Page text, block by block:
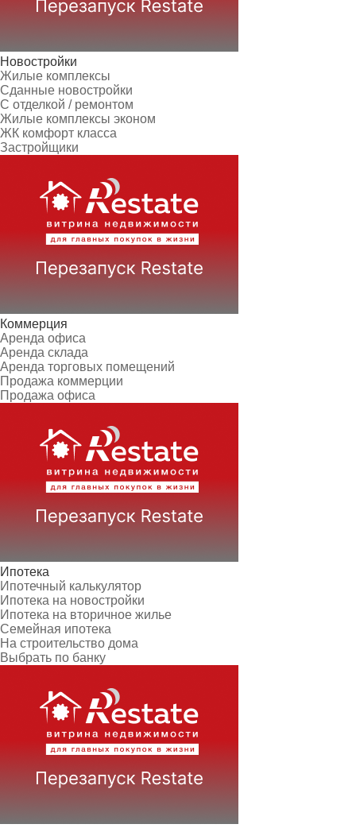
Новостройки
Жилые комплексы
Сданные новостройки
С отделкой / ремонтом
Жилые комплексы эконом
ЖК комфорт класса
Застройщики
Коммерция
Аренда офиса
Аренда склада
Аренда торговых помещений
Продажа коммерции
Продажа офиса
Ипотека
Ипотечный калькулятор
Ипотека на новостройки
Ипотека на вторичное жилье
Семейная ипотека
На строительство дома
Выбрать по банку